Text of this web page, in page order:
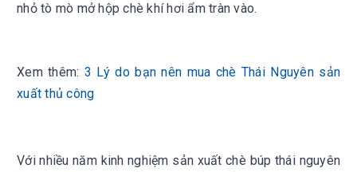
nhỏ tò mò mở hộp chè khí hơi ẩm tràn vào.
Xem thêm: 3 Lý do bạn nên mua chè Thái Nguyên sản
xuất thủ công
Với nhiều năm kinh nghiệm sản xuất chè búp thái nguyên